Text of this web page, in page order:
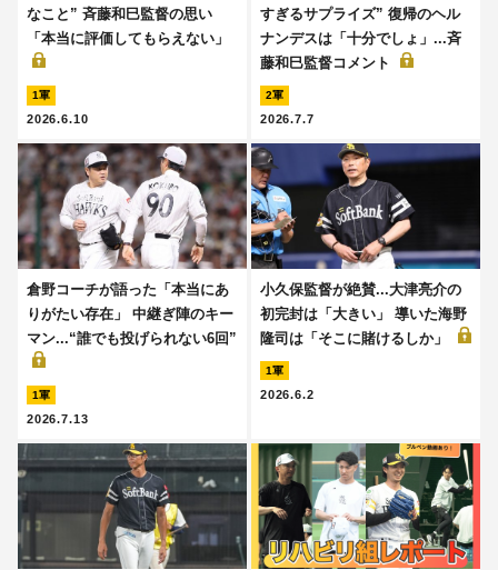
なこと” 斉藤和巳監督の思い
「本当に評価してもらえない」
1軍
2026.6.10
すぎるサプライズ” 復帰のヘル
ナンデスは「十分でしょ」...斉
藤和巳監督コメント
2軍
2026.7.7
倉野コーチが語った「本当にあ
りがたい存在」 中継ぎ陣のキー
マン...“誰でも投げられない6回”
1軍
2026.7.13
小久保監督が絶賛...大津亮介の
初完封は「大きい」 導いた海野
隆司は「そこに賭けるしか」
1軍
2026.6.2